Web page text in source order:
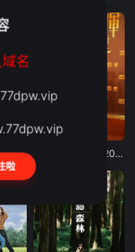
万千星辉贺台庆 2022
名
啦